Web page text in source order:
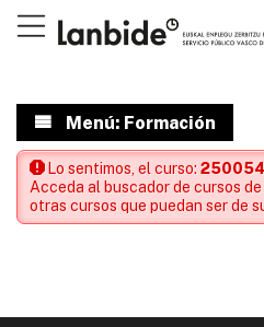
Menú: Formación
Lo sentimos, el curso:
Acceda al buscador de cursos
otras cursos que puedan ser de